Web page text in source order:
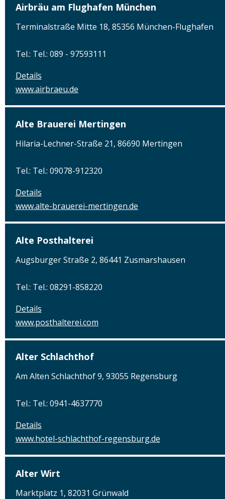
Airbräu am Flughafen München
Terminalstraße Mitte 18, 85356 München-Flughafen
Tel.: Tel.: 089 - 97593111
Details
www.airbraeu.de
Alte Brauerei Mertingen
Hilaria-Lechner-Straße 21, 86690 Mertingen
Tel.: Tel.: 09078-912320
Details
www.alte-brauerei-mertingen.de
Alte Posthalterei
Augsburger Straße 2, 86441 Zusmarshausen
Tel.: Tel.: 08291-858220
Details
www.posthalterei.com
Alter Schlachthof
Am Alten Schlachthof 9, 93055 Regensburg
Tel.: Tel.: 0941-4637770
Details
www.hotel-schlachthof-regensburg.de
Alter Wirt
Marktplatz 1, 82031 Grünwald